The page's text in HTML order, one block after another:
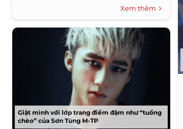
Xem thêm
Giật mình với lớp trang điểm đậm như “tuồng
chèo” của Sơn Tùng M-TP